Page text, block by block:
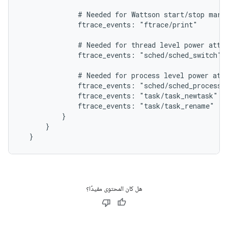
# Needed for Wattson start/stop
              ftrace_events: "ftrace/print"
# Needed for thread level power
              ftrace_events: "sched/sched_switch"
# Needed for process level power
ftrace_events: "sched/
              ftrace_events: "task/task_newtask"
              ftrace_events: "task/task_rename"
          }
      }
هل كان المحتوى مفيدًا؟